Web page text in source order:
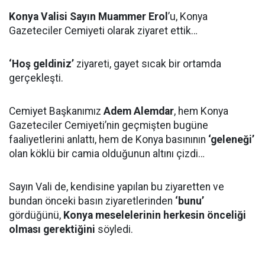
Konya Valisi Sayın Muammer Erol ’u, Konya
Gazeteciler Cemiyeti olarak ziyaret ettik…
‘Hoş geldiniz’ ziyareti, gayet sıcak bir ortamda
gerçekleşti.
Cemiyet Başkanımız Adem Alemdar, hem Konya
Gazeteciler Cemiyeti’nin geçmişten bugüne
faaliyetlerini anlattı, hem de Konya basınının ‘geleneği’
olan köklü bir camia olduğunun altını çizdi…
Sayın Vali de, kendisine yapılan bu ziyaretten ve
bundan önceki basın ziyaretlerinden ‘bunu’
gördüğünü, Konya meselelerinin herkesin önceliği
olması gerektiğini söyledi.